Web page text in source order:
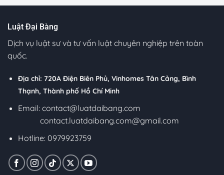
Luật Đại Bàng
Dịch vụ luật sư và tư vấn luật chuyên nghiệp trên toàn
quốc.
Địa chỉ: 720A Điện Biên Phủ, Vinhomes Tân Cảng, Bình
Thạnh, Thành phố Hồ Chí Minh
Email: contact@luatdaibang.com
contact.luatdaibang.com@gmail.com
Hotline: 0979923759